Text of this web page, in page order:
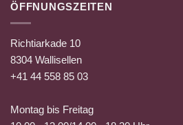
ÖFFNUNGSZEITEN
Richtiarkade 10
8304 Wallisellen
+41 44 558 85 03
Montag bis Freitag